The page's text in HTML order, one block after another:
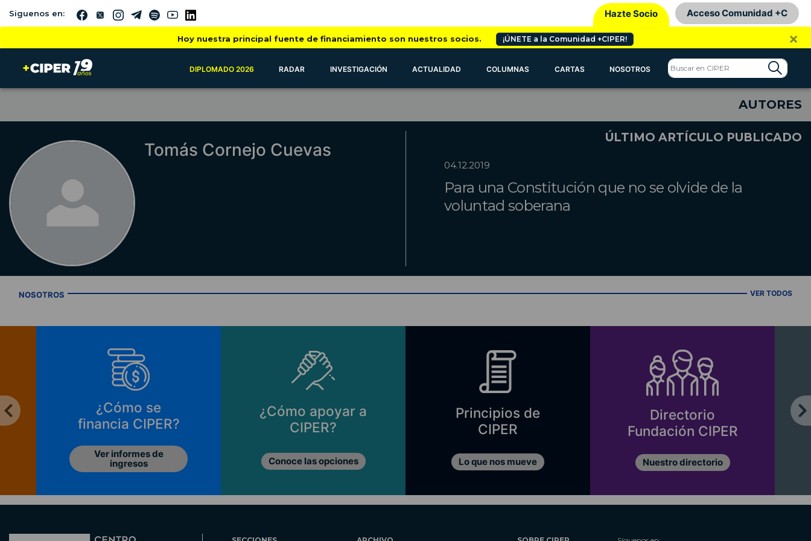
Siguenos en: Hazte Socio Acceso Comunidad +C
Hoy nuestra principal fuente de financiamiento son nuestros socios. ¡ÚNETE a la Comunidad +CIPER! ×
DIPLOMADO 2026 RADAR INVESTIGACIÓN ACTUALIDAD COLUMNAS CARTAS NOSOTROS
AUTORES
Tomás Cornejo Cuevas
ÚLTIMO ARTÍCULO PUBLICADO
04.12.2019
Para una Constitución que no se olvide de la
voluntad soberana
NOSOTROS VER TODOS
¿Cómo se
financia CIPER?
Ver informes de
ingresos
¿Cómo apoyar a
CIPER?
Conoce las opciones
Principios de
CIPER
Lo que nos mueve
Directorio
Fundación CIPER
Nuestro directorio